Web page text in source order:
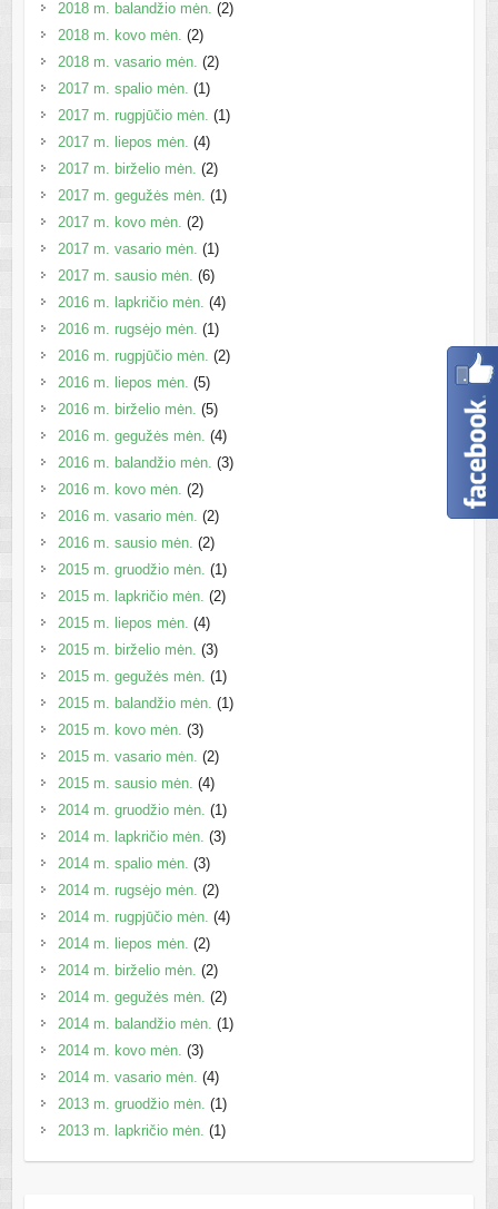
2018 m. balandžio mėn. (2)
2018 m. kovo mėn. (2)
2018 m. vasario mėn. (2)
2017 m. spalio mėn. (1)
2017 m. rugpjūčio mėn. (1)
2017 m. liepos mėn. (4)
2017 m. birželio mėn. (2)
2017 m. gegužės mėn. (1)
2017 m. kovo mėn. (2)
2017 m. vasario mėn. (1)
2017 m. sausio mėn. (6)
2016 m. lapkričio mėn. (4)
2016 m. rugsėjo mėn. (1)
2016 m. rugpjūčio mėn. (2)
2016 m. liepos mėn. (5)
2016 m. birželio mėn. (5)
2016 m. gegužės mėn. (4)
2016 m. balandžio mėn. (3)
2016 m. kovo mėn. (2)
2016 m. vasario mėn. (2)
2016 m. sausio mėn. (2)
2015 m. gruodžio mėn. (1)
2015 m. lapkričio mėn. (2)
2015 m. liepos mėn. (4)
2015 m. birželio mėn. (3)
2015 m. gegužės mėn. (1)
2015 m. balandžio mėn. (1)
2015 m. kovo mėn. (3)
2015 m. vasario mėn. (2)
2015 m. sausio mėn. (4)
2014 m. gruodžio mėn. (1)
2014 m. lapkričio mėn. (3)
2014 m. spalio mėn. (3)
2014 m. rugsėjo mėn. (2)
2014 m. rugpjūčio mėn. (4)
2014 m. liepos mėn. (2)
2014 m. birželio mėn. (2)
2014 m. gegužės mėn. (2)
2014 m. balandžio mėn. (1)
2014 m. kovo mėn. (3)
2014 m. vasario mėn. (4)
2013 m. gruodžio mėn. (1)
2013 m. lapkričio mėn. (1)